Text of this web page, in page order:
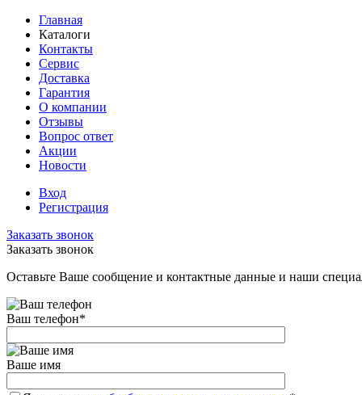
Главная
Каталоги
Контакты
Сервис
Доставка
Гарантия
О компании
Отзывы
Вопрос ответ
Акции
Новости
Вход
Регистрация
Заказать звонок
Заказать звонок
Оставьте Ваше сообщение и контактные данные и наши
Ваш телефон*
Ваше имя